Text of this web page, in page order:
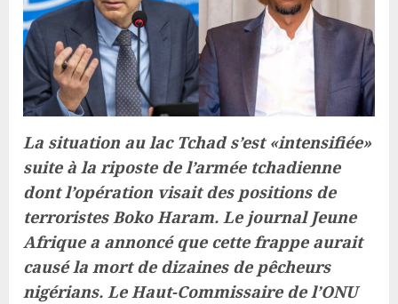
La situation au lac Tchad s’est «intensifiée»
suite à la riposte de l’armée tchadienne
dont l’opération visait des positions de
terroristes Boko Haram. Le journal Jeune
Afrique a annoncé que cette frappe aurait
causé la mort de dizaines de pêcheurs
nigérians. Le Haut-Commissaire de l’ONU